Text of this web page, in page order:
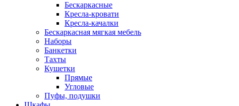
Бескаркасные
Кресла-кровати
Кресла-качалки
Бескаркасная мягкая мебель
Наборы
Банкетки
Тахты
Кушетки
Прямые
Угловые
Пуфы, подушки